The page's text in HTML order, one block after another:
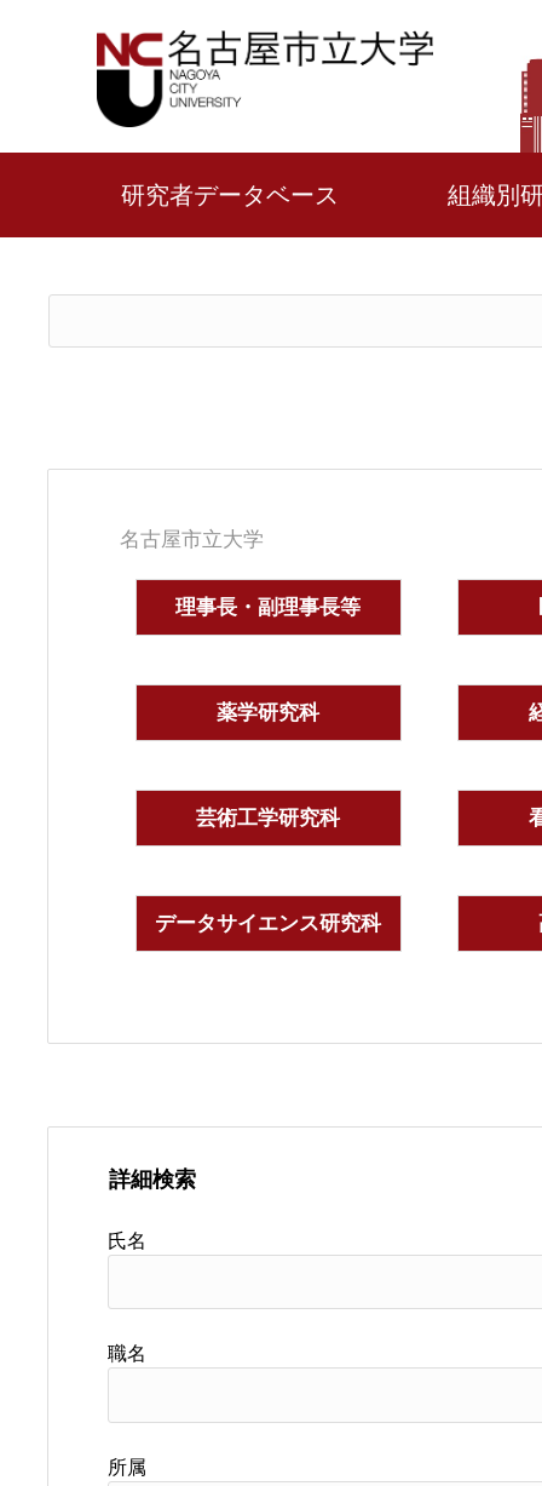
研究者データベース 組織別
名古屋市立大学
理事長・副理事長等
薬学研究科
芸術工学研究科
データサイエンス研究科
詳細検索
氏名
職名
所属